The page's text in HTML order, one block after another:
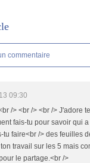
commentaire
09:30
/> <br /> <br /> J'adore
fais-tu pour savoir qui
tu faire<br /> des feuilles
travail sur les 5 mais
le partage.<br />